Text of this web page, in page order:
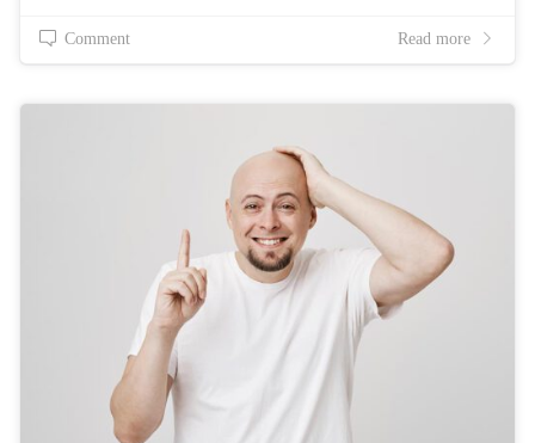
Comment Read more